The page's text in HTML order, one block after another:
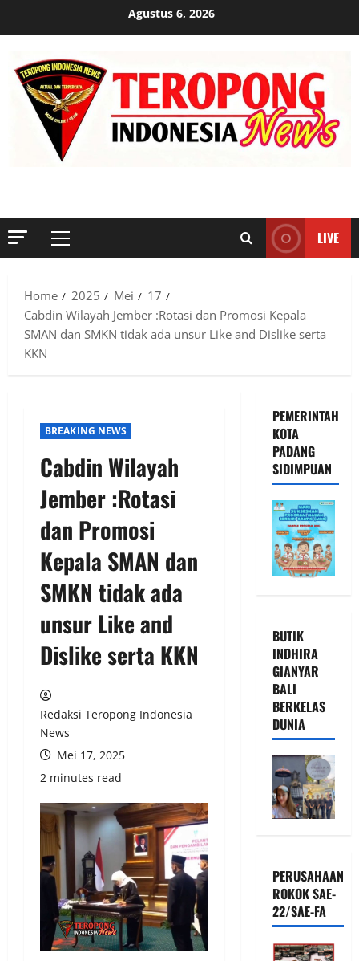
Agustus 6, 2026
Primary
LIVE
Home 2025 Mei
17
Cabdin Wilayah Jember :Rotasi dan Promosi Kepala
SMAN dan SMKN tidak ada unsur Like and Dislike serta
KKN
BREAKING NEWS
Cabdin Wilayah
Jember :Rotasi
dan Promosi
Kepala SMAN dan
SMKN tidak ada
unsur Like and
Dislike serta KKN
Redaksi Teropong Indonesia
News
Mei 17, 2025
2 minutes read
PEMERINTAH
KOTA
PADANG
SIDIMPUAN
BUTIK
INDHIRA
GIANYAR
BALI
BERKELAS
DUNIA
PERUSAHAAN
ROKOK SAE-
22/SAE-FA